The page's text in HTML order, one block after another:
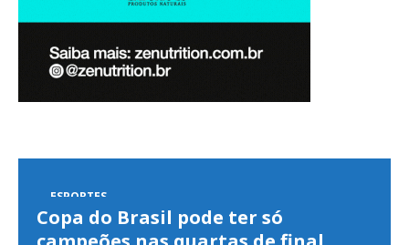
ESPORTES
Copa do Brasil pode ter só